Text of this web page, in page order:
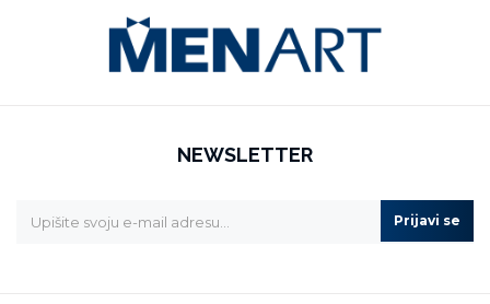
NEWSLETTER
Prijavi se